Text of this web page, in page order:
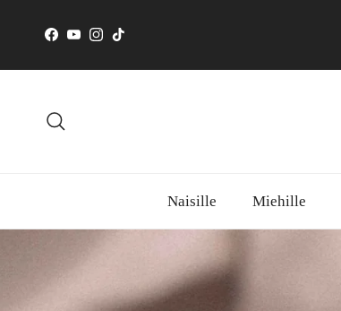
Facebook
YouTube
Instagram
TikTok
Naisille Miehille